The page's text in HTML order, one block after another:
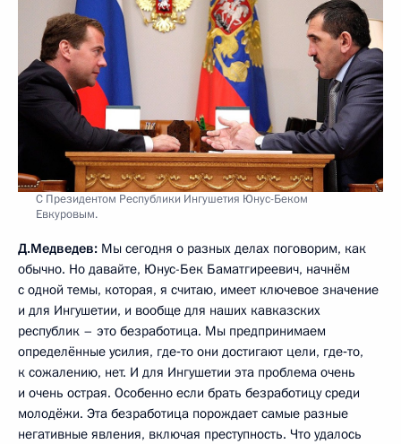
С Президентом Республики Ингушетия Юнус-Беком
Евкуровым.
Д.Медведев: Мы сегодня о разных делах поговорим, как
обычно. Но давайте, Юнус-Бек Баматгиреевич, начнём
с одной темы, которая, я считаю, имеет ключевое значение
и для Ингушетии, и вообще для наших кавказских
республик – это безработица. Мы предпринимаем
определённые усилия, где‑то они достигают цели, где‑то,
к сожалению, нет. И для Ингушетии эта проблема очень
и очень острая. Особенно если брать безработицу среди
молодёжи. Эта безработица порождает самые разные
негативные явления, включая преступность. Что удалось